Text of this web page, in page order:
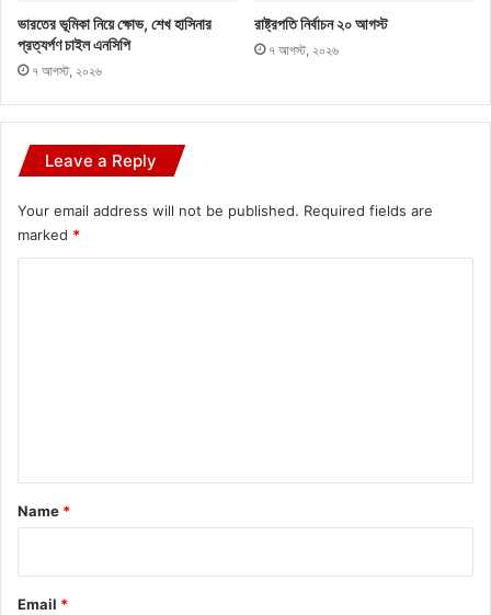
ভারতের ভূমিকা নিয়ে ক্ষোভ, শেখ হাসিনার
প্রত্যর্পণ চাইল এনসিপি
৭ আগস্ট, ২০২৬
রাষ্ট্রপতি নির্বাচন ২০ আগস্ট
৭ আগস্ট, ২০২৬
Leave a Reply
Your email address will not be published. Required fields are
marked *
*
Name *
Email *